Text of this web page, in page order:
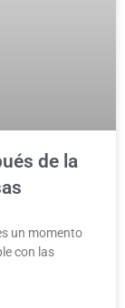
de la
un momento
con las